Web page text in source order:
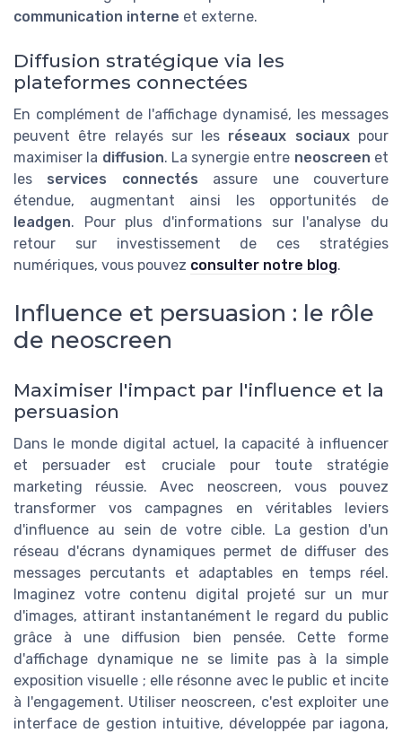
communication interne et externe.
Diffusion stratégique via les
plateformes connectées
En complément de l'affichage dynamisé, les messages
peuvent être relayés sur les réseaux sociauxpour
maximiser la diffusion. La synergie entre neoscreen et
les services connectés assure une couverture
étendue, augmentant ainsi les opportunités de
leadgen. Pour plus d'informations sur l'analyse du
retour sur investissement de ces stratégies
numériques, vous pouvez consulter notre blog.
Influence et persuasion : le rôle
de neoscreen
Maximiser l'impact par l'influence et la
persuasion
Dans le monde digital actuel, la capacité à influencer
et persuader est cruciale pour toute stratégie
marketing réussie. Avec neoscreen, vous pouvez
transformer vos campagnes en véritables leviers
d'influence au sein de votre cible. La gestion d'un
réseau d'écrans dynamiques permet de diffuser des
messages percutants et adaptables en temps réel.
Imaginez votre contenu digital projeté sur un mur
d'images, attirant instantanément le regard du public
grâce à une diffusion bien pensée. Cette forme
d'affichage dynamique ne se limite pas à la simple
exposition visuelle ; elle résonne avec le public et incite
à l'engagement. Utiliser neoscreen, c'est exploiter une
interface de gestion intuitive, développée par iagona,